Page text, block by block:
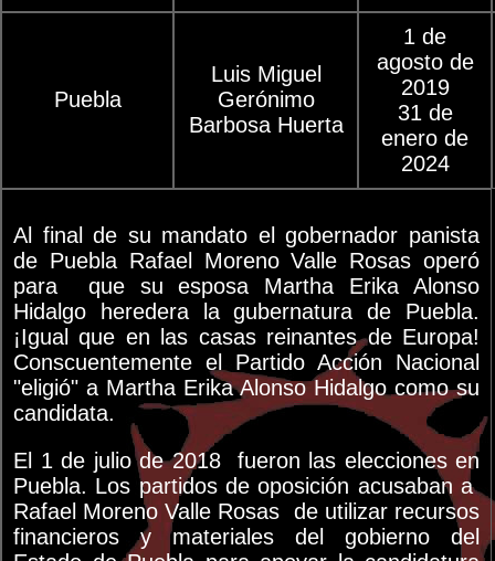
Puebla
Luis Miguel
Gerónimo
Barbosa Huerta
1 de
agosto de
2019
31 de
enero de
2024
Al final de su mandato el gobernador panista
de Puebla Rafael Moreno Valle Rosas operó
para que su esposa Martha Erika Alonso
Hidalgo heredera la gubernatura de Puebla.
¡Igual que en las casas reinantes de Europa!
Conscuentemente el Partido Acción Nacional
"eligió" a Martha Erika Alonso Hidalgo como su
candidata.
El 1 de julio de 2018 fueron las elecciones en
Puebla. Los partidos de oposición acusaban a
Rafael Moreno Valle Rosas de utilizar recursos
financieros y materiales del gobierno del